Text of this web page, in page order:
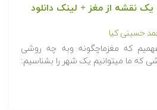
حسینی کیا
که مغزماچگونه وبه چه روشی
که ما میتوانیم یک شهر را بشناسیم: